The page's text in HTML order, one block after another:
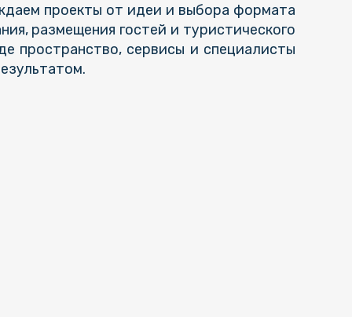
проекты от идеи и выбора формата
размещения гостей и туристического
пространство, сервисы и специалисты